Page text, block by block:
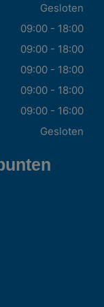
Gesloten
09:00 - 18:00
09:00 - 18:00
09:00 - 18:00
09:00 - 18:00
09:00 - 16:00
Gesloten